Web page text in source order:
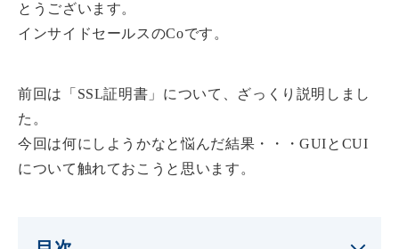
とうございます。
インサイドセールスのCoです。
前回は「SSL証明書」について、ざっくり説明しまし
た。
今回は何にしようかなと悩んだ結果・・・GUIとCUI
について触れておこうと思います。